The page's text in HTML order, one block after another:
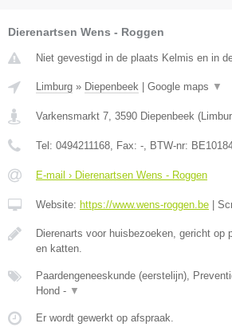
Dierenartsen Wens - Roggen
Niet gevestigd in de plaats Kelmis en in
Limburg » Diepenbeek | Google maps ▼
Varkensmarkt 7 3590 Diepenbeek (
Tel: 0494211168 , Fax: - , BTW-nr:
E-mail › Dierenartsen Wens - Roggen
Website: https://www.wens-roggen.be |
Dierenarts voor huisbezoeken, gericht op
en katten.
Paardengeneeskunde (eerstelijn),
Hond - ▼
Er wordt gewerkt op afspraak.